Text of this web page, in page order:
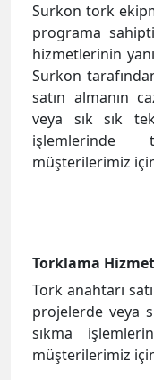
Surkon tork
programa
hizmetlerinin
Surkon
satın almanın
veya sık sık
işlemlerinde
müşterilerimiz
Torklama
Tork anahtarı
projelerde veya
sıkma
müşterilerimiz